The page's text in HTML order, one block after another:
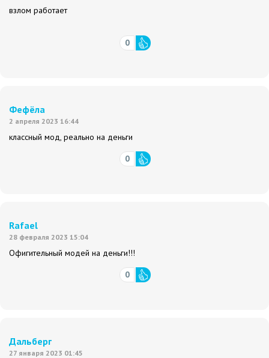
взлом работает
0
Фефёла
2 апреля 2023 16:44
классный мод, реально на деньги
0
Rafael
28 февраля 2023 15:04
Офигительный модей на деньги!!!
0
Дальберг
27 января 2023 01:45